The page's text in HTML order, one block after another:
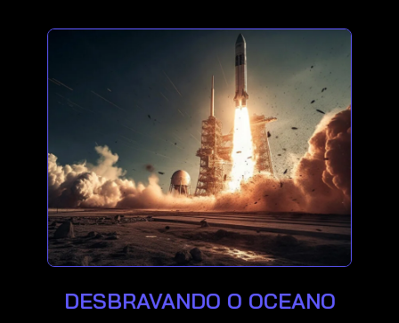
DESBRAVANDO O OCEANO